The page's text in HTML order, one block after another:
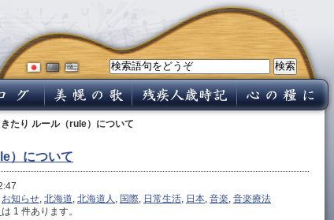
きたり ルール（rule）について
）について
お知らせ, 北海道, 北海道人 , 国際, 日常生活, 日本, 音楽, 音楽療法
は 1 件あります。